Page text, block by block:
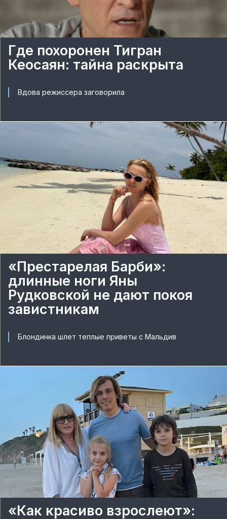
Где похоронен Тигран
Кеосаян: тайна раскрыта
Вдова режиссера заговорила
«Престарелая Барби»:
длинные ноги Яны
Рудковской не дают покоя
завистникам
Блондинка шлет теплые приветы с Мальдив
«Как красиво взрослеют»: